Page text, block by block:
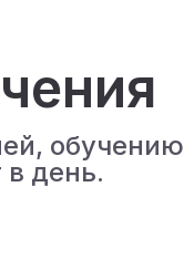
обучению
день.